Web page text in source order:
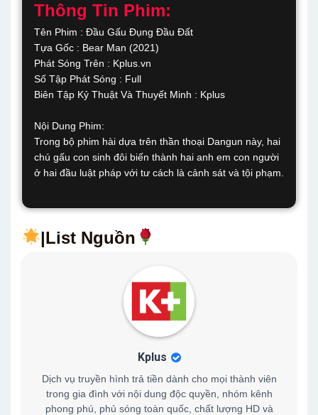
Thông Tin Phim:
Tên Phim : Đầu Gấu Đụng Đầu Đất
Tựa Gốc : Bear Man (2021)
Phát Sóng Trên : Kplus.vn
Số Tập Phát Sóng : Full
Biên Tập Kỷ Thuật Và Thuyết Minh : Kplus
Nội Dung Phim:
Trong bộ phim hài dựa trên thần thoại Dangun này, hai
chú gấu con sinh đôi biến thành hai anh em con người
ở hai đầu luật pháp với tư cách là cảnh sát và tội phạm.
|List Nguồn
Kplus
Dịch vụ truyền hình trả tiền dành cho mọi thành viên
trong gia đình với nội dung độc quyền, nhóm kênh
phong phú, phủ sóng toàn quốc, chất lượng HD và